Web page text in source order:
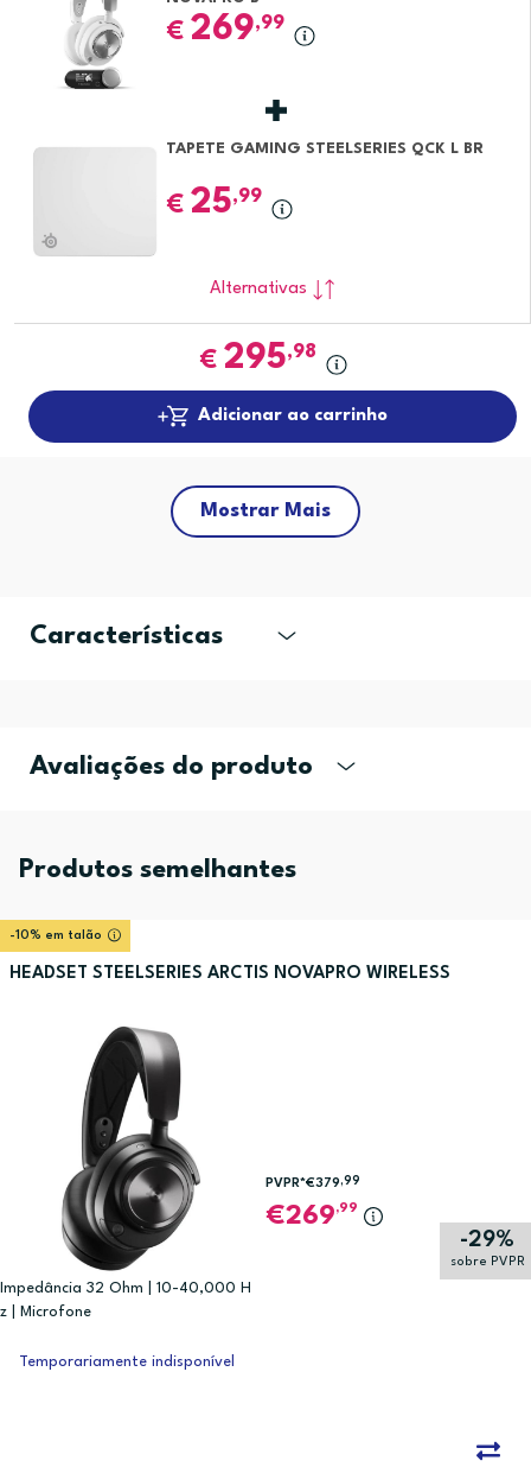
€ 269,99
TAPETE GAMING STEELSERIES QCK L BR
€ 25,99
Alternativas
€ 295,98
Adicionar ao carrinho
Mostrar Mais
Características
Avaliações do produto
Produtos semelhantes
-10% em talão
HEADSET STEELSERIES ARCTIS NOVAPRO WIRELESS
Impedância 32 Ohm | 10-40,000 H
z | Microfone
-29%
sobre PVPR
PVPR*€379,99
269,99
Temporariamente indisponível